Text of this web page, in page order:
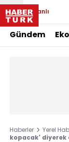
Canlı
Gündem
Haberler Yerel
kopacak' diyerek